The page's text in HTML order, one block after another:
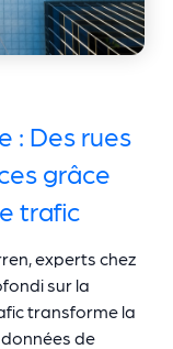
: Des rues
grâce
trafic
experts chez
sur la
transforme la
de